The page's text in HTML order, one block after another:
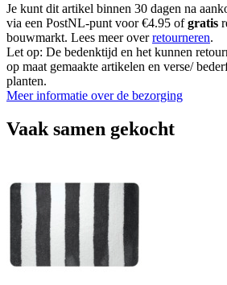
Je kunt dit artikel binnen 30 dagen na
via een PostNL-punt voor €4.95 ofgratis
bouwmarkt. Lees meer overretourneren.
Let op: De bedenktijd en het kunnen
op maat gemaakte artikelen en verse/
planten.
Meer informatie over de bezorging
Vaak samen gekocht